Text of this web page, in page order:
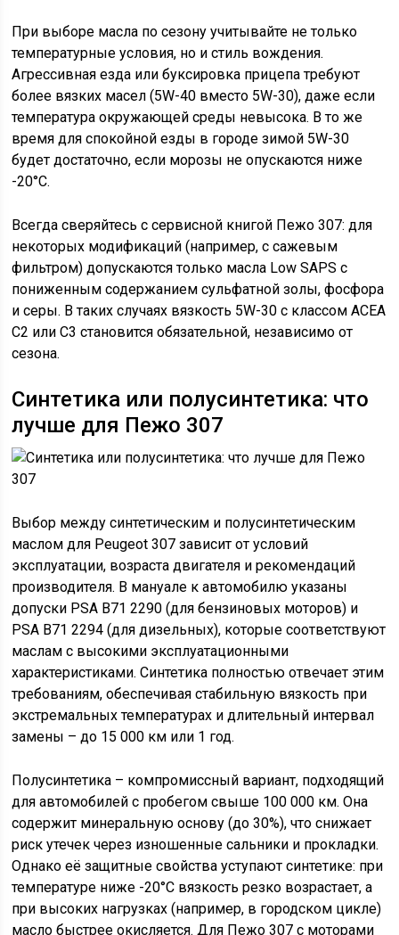
При выборе масла по сезону учитывайте не только
температурные условия, но и стиль вождения.
Агрессивная езда или буксировка прицепа требуют
более вязких масел (5W-40 вместо 5W-30), даже если
температура окружающей среды невысока. В то же
время для спокойной езды в городе зимой 5W-30
будет достаточно, если морозы не опускаются ниже
-20°C.
Всегда сверяйтесь с сервисной книгой Пежо 307: для
некоторых модификаций (например, с сажевым
фильтром) допускаются только масла Low SAPS с
пониженным содержанием сульфатной золы, фосфора
и серы. В таких случаях вязкость 5W-30 с классом ACEA
C2 или C3 становится обязательной, независимо от
сезона.
Синтетика или полусинтетика: что
лучше для Пежо 307
Выбор между синтетическим и полусинтетическим
маслом для Peugeot 307 зависит от условий
эксплуатации, возраста двигателя и рекомендаций
производителя. В мануале к автомобилю указаны
допуски PSA B71 2290 (для бензиновых моторов) и
PSA B71 2294 (для дизельных), которые соответствуют
маслам с высокими эксплуатационными
характеристиками. Синтетика полностью отвечает этим
требованиям, обеспечивая стабильную вязкость при
экстремальных температурах и длительный интервал
замены – до 15 000 км или 1 год.
Полусинтетика – компромиссный вариант, подходящий
для автомобилей с пробегом свыше 100 000 км. Она
содержит минеральную основу (до 30%), что снижает
риск утечек через изношенные сальники и прокладки.
Однако её защитные свойства уступают синтетике: при
температуре ниже -20°C вязкость резко возрастает, а
при высоких нагрузках (например, в городском цикле)
масло быстрее окисляется. Для Пежо 307 с моторами